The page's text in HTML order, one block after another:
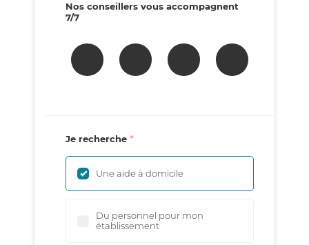
Nos conseillers vous accompagnent
7/7
Je recherche
Une aide à domicile
Du personnel pour mon
établissement